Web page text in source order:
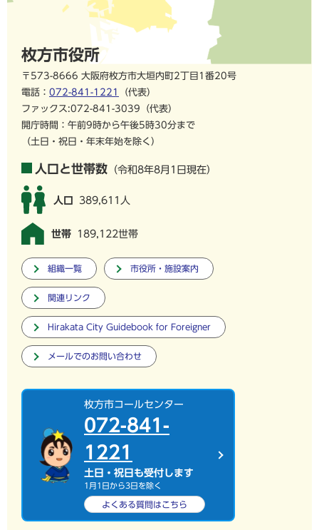
枚方市役所
〒573-8666 大阪府枚方市大垣内町2丁目1番20号
電話： 072-841-1221
（代表）
ファックス:072-841-3039（代表）
開庁時間：午前9時から午後5時30分まで
（土日・祝日・年末年始を除く）
人口と世帯数 （令和8年8月1日現在）
人口 389,611人
世帯 189,122世帯
組織一覧 市役所・施設案内
関連リンク
Hirakata City Guidebook for Foreigner
メールでのお問い合わせ
枚方市コールセンター
072-841-
1221
土日・祝日も受付します
1月1日から3日を除く
よくある質問はこちら